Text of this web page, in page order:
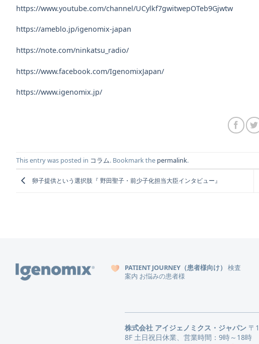
https://www.youtube.com/channel/UCylkf7gwitwepOTeb9Gjwtw
https://ameblo.jp/igenomix-japan
https://note.com/ninkatsu_radio/
https://www.facebook.com/IgenomixJapan/
https://www.igenomix.jp/
This entry was posted in コラム. Bookmark the permalink.
卵子提供という選択肢『 野田聖子・前少子化担当大臣インタビュー』
PATIENT JOURNEY（患者様向け）
検査
案内 お悩みの患者様
株式会社 アイジェノミクス・ジャパン〒
8F 土日祝日休業、営業時間：9時～18時